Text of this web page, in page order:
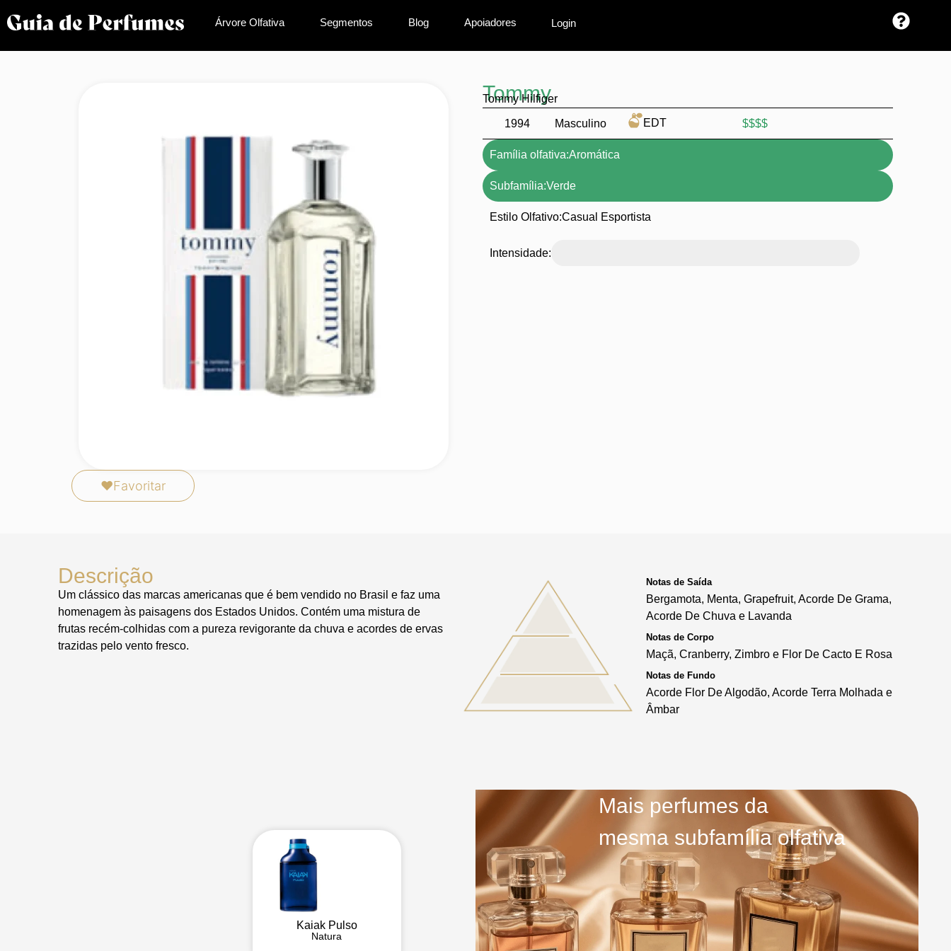
Árvore Olfativa Segmentos Blog Apoiadores Login
❤Favoritar
Tommy
Tommy Hilfiger
1994 Masculino EDT $$$$
Família olfativa:Aromática
Subfamília:Verde
Estilo Olfativo:Casual Esportista
Intensidade:
Descrição
Um clássico das marcas americanas que é bem vendido no Brasil e faz uma
homenagem às paisagens dos Estados Unidos. Contém uma mistura de
frutas recém-colhidas com a pureza revigorante da chuva e acordes de ervas
trazidas pelo vento fresco.
Notas de Saída
Bergamota, Menta, Grapefruit, Acorde De Grama,
Acorde De Chuva e Lavanda
Notas de Corpo
Maçã, Cranberry, Zimbro e Flor De Cacto E Rosa
Notas de Fundo
Acorde Flor De Algodão, Acorde Terra Molhada e
Âmbar
Kaiak Pulso
Natura
Safari Breeze
French Avenue
Mais perfumes da
mesma subfamília olfativa